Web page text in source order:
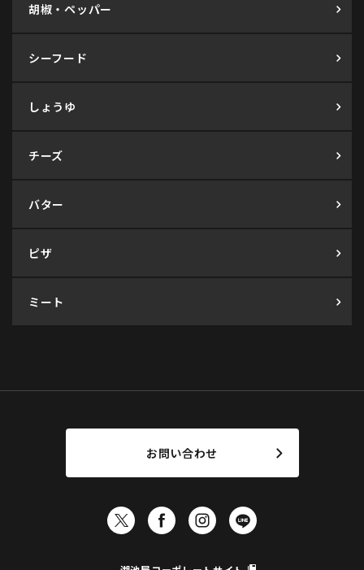
胡椒・ペッパー
シーフード
しょうゆ
チーズ
バター
ピザ
ミート
お問い合わせ